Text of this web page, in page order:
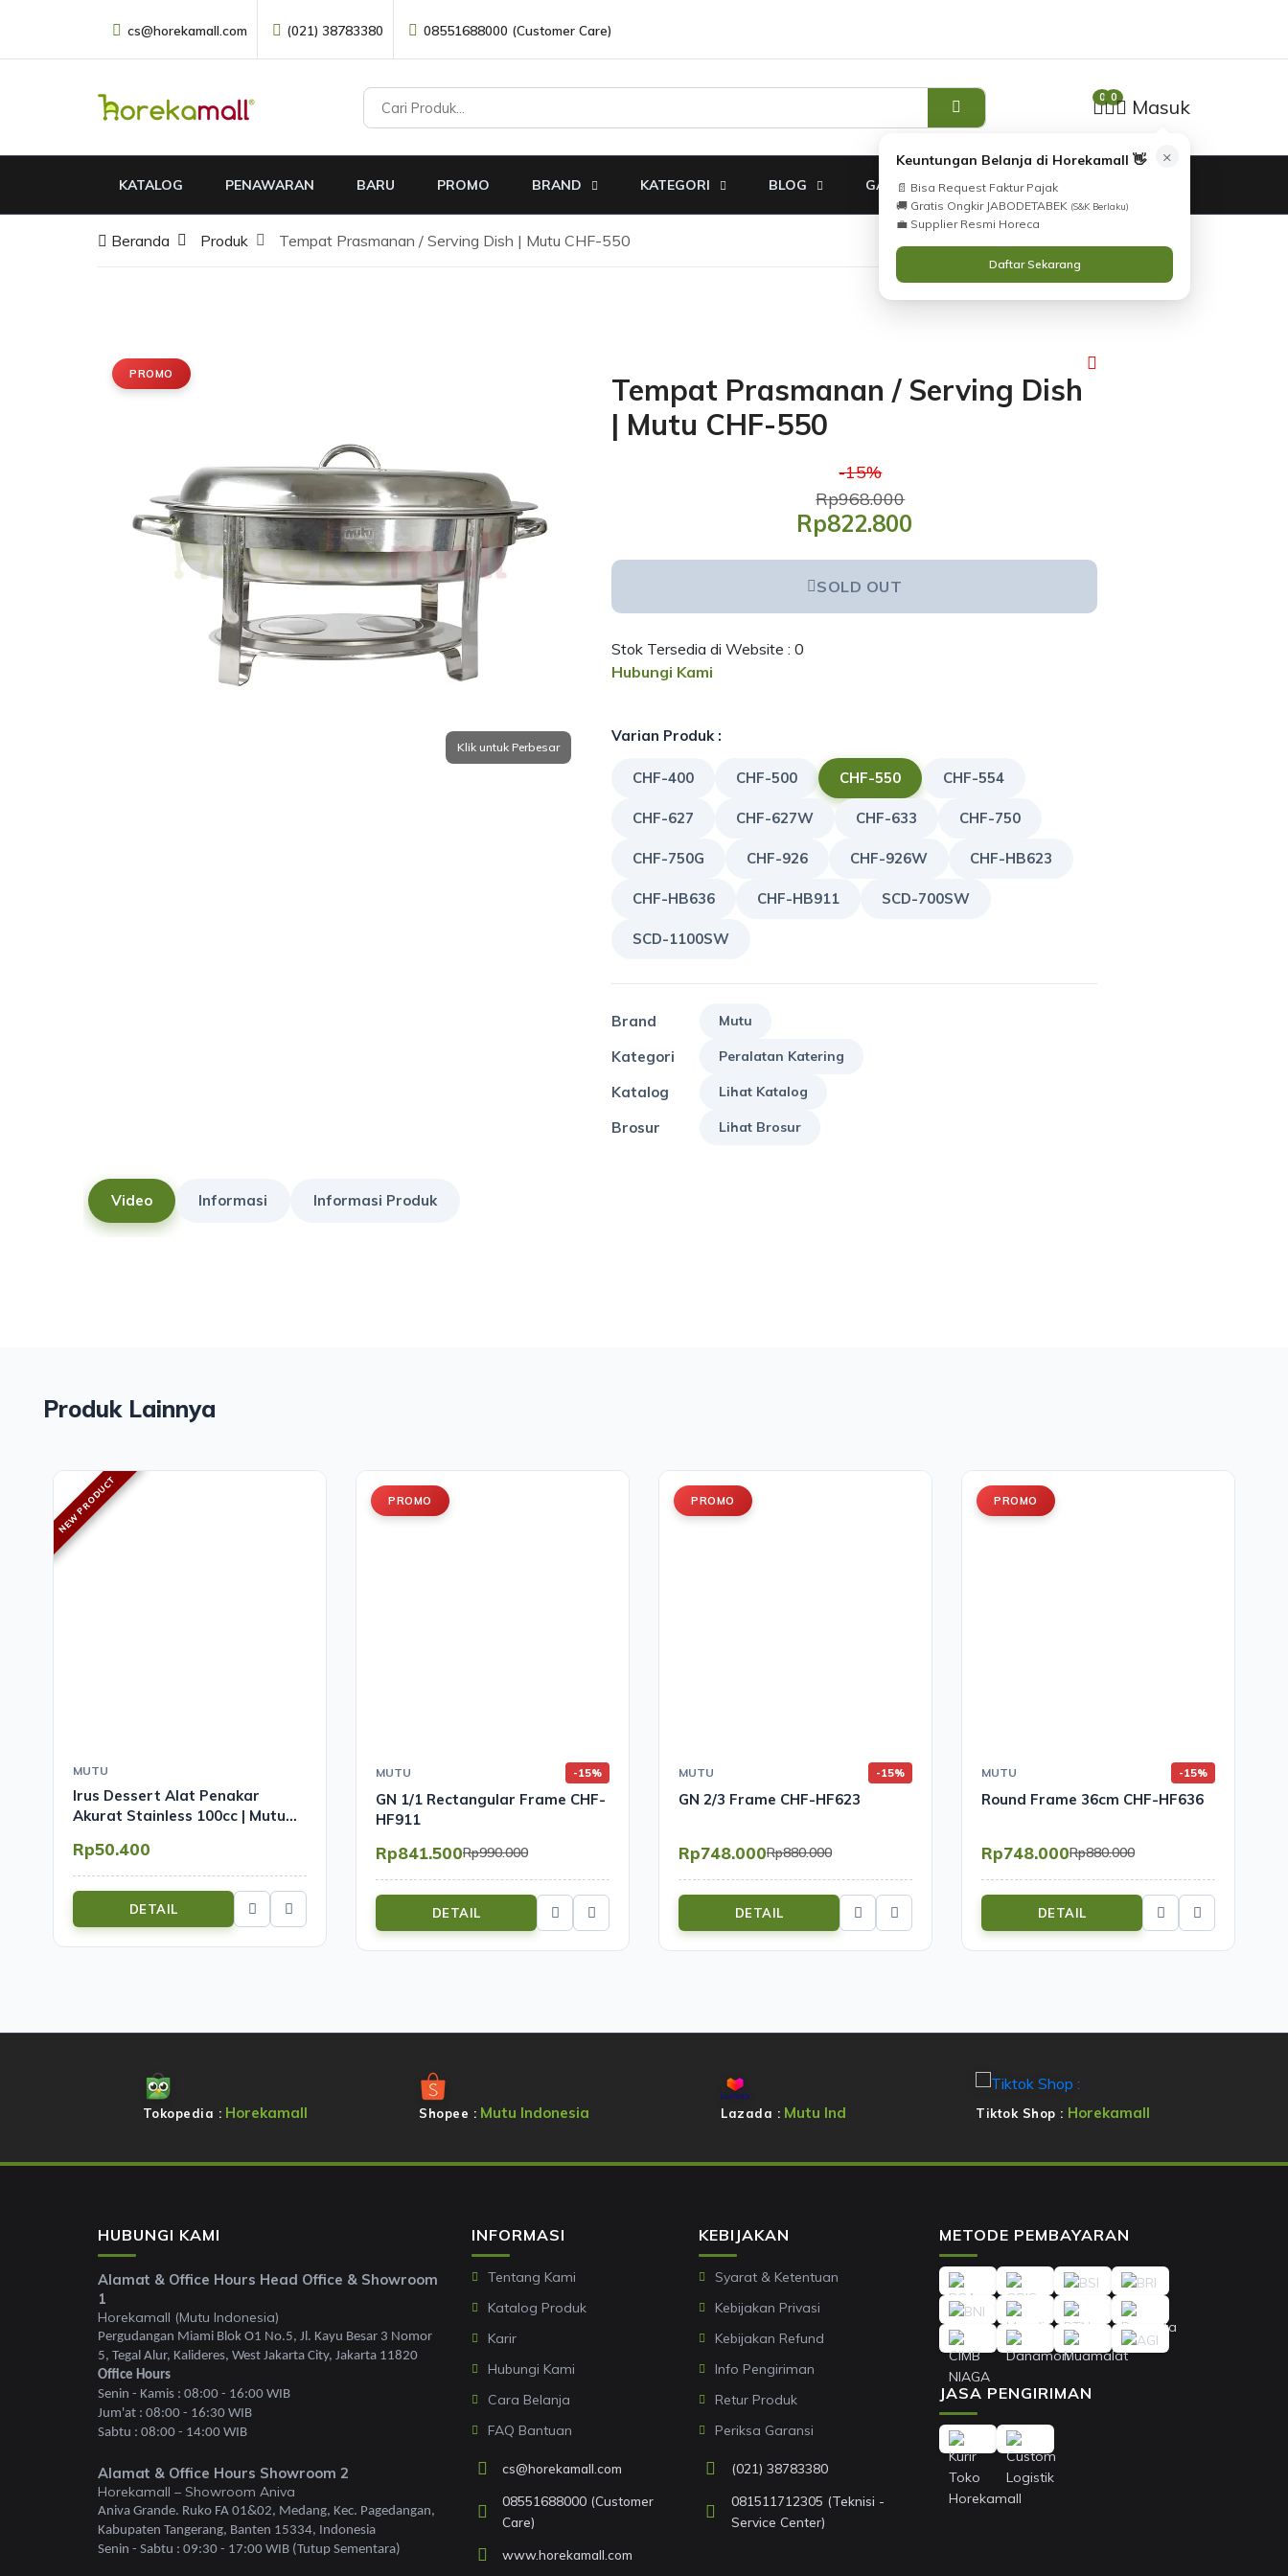
cs@horekamall.com (021) 38783380 08551688000 (Customer Care)
0 0 Masuk
×
Keuntungan Belanja di Horekamall 👋
📄 Bisa Request Faktur Pajak
🚚 Gratis Ongkir JABODETABEK (S&K Berlaku)
💼 Supplier Resmi Horeca
Daftar Sekarang
KATALOG PENAWARAN BARU PROMO BRAND KATEGORI BLOG GARANSI
Beranda Produk Tempat Prasmanan / Serving Dish | Mutu CHF-550
PROMO
Tempat Prasmanan / Serving Dish
| Mutu CHF-550
-15%
Rp968.000
Rp822.800
SOLD OUT
Stok Tersedia di Website : 0
Hubungi Kami
Varian Produk :
CHF-400 CHF-500 CHF-550 CHF-554
CHF-627 CHF-627W CHF-633 CHF-750
CHF-750G CHF-926 CHF-926W CHF-HB623
CHF-HB636 CHF-HB911 SCD-700SW
SCD-1100SW
Brand Mutu
Kategori Peralatan Katering
Katalog Lihat Katalog
Brosur Lihat Brosur
Video Informasi Informasi Produk
Produk Lainnya
NEW PRODUCT
MUTU
Irus Dessert Alat Penakar
Akurat Stainless 100cc | Mutu
Rp50.400
DETAIL
PROMO
MUTU -15%
GN 1/1 Rectangular Frame CHF-
HF911
Rp841.500Rp990.000
DETAIL
PROMO
MUTU -15%
GN 2/3 Frame CHF-HF623
Rp748.000Rp880.000
DETAIL
PROMO
MUTU -15%
Round Frame 36cm CHF-HF636
Rp748.000Rp880.000
DETAIL
Tokopedia : Horekamall Shopee : Mutu Indonesia Lazada : Mutu Ind Tiktok Shop : Horekamall
HUBUNGI KAMI
Alamat & Office Hours Head Office & Showroom
1
Horekamall (Mutu Indonesia)
Pergudangan Miami Blok O1 No.5, Jl. Kayu Besar 3 Nomor
5, Tegal Alur, Kalideres, West Jakarta City, Jakarta 11820
Office Hours
Senin - Kamis : 08:00 - 16:00 WIB
Jum'at : 08:00 - 16:30 WIB
Sabtu : 08:00 - 14:00 WIB
Alamat & Office Hours Showroom 2
Horekamall – Showroom Aniva
Aniva Grande. Ruko FA 01&02, Medang, Kec. Pagedangan,
Kabupaten Tangerang, Banten 15334, Indonesia
Senin - Sabtu : 09:30 - 17:00 WIB (Tutup Sementara)
INFORMASI
Tentang Kami
Katalog Produk
Karir
Hubungi Kami
Cara Belanja
FAQ Bantuan
KEBIJAKAN
Syarat & Ketentuan
Kebijakan Privasi
Kebijakan Refund
Info Pengiriman
Retur Produk
Periksa Garansi
cs@horekamall.com
(021) 38783380
08551688000 (Customer
Care)
081511712305 (Teknisi -
Service Center)
www.horekamall.com
METODE PEMBAYARAN
JASA PENGIRIMAN